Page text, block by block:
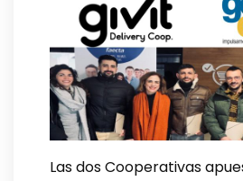
Las dos Cooperativas